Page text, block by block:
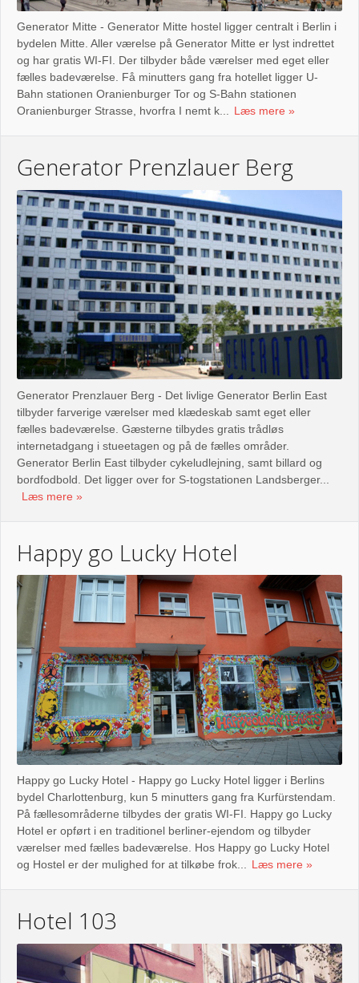
Generator Mitte - Generator Mitte hostel ligger centralt i Berlin i
bydelen Mitte. Aller værelse på Generator Mitte er lyst indrettet
og har gratis WI-FI. Der tilbyder både værelser med eget eller
fælles badeværelse. Få minutters gang fra hotellet ligger U-
Bahn stationen Oranienburger Tor og S-Bahn stationen
Oranienburger Strasse, hvorfra I nemt k...
Læs mere
Generator Prenzlauer Berg
Generator Prenzlauer Berg - Det livlige Generator Berlin East
tilbyder farverige værelser med klædeskab samt eget eller
fælles badeværelse. Gæsterne tilbydes gratis trådløs
internetadgang i stueetagen og på de fælles områder.
Generator Berlin East tilbyder cykeludlejning, samt billard og
bordfodbold. Det ligger over for S-togstationen Landsberger...
Læs mere
Happy go Lucky Hotel
Happy go Lucky Hotel - Happy go Lucky Hotel ligger i Berlins
bydel Charlottenburg, kun 5 minutters gang fra Kurfürstendam.
På fællesområderne tilbydes der gratis WI-FI. Happy go Lucky
Hotel er opført i en traditionel berliner-ejendom og tilbyder
værelser med fælles badeværelse. Hos Happy go Lucky Hotel
og Hostel er der mulighed for at tilkøbe frok... Læs mere
Hotel 103